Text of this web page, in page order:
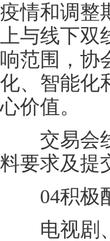
疫情和调整
上与线下
响范围，协
化、智能化
心价值。
交易会线
料要求及提
04积极配
电视剧、